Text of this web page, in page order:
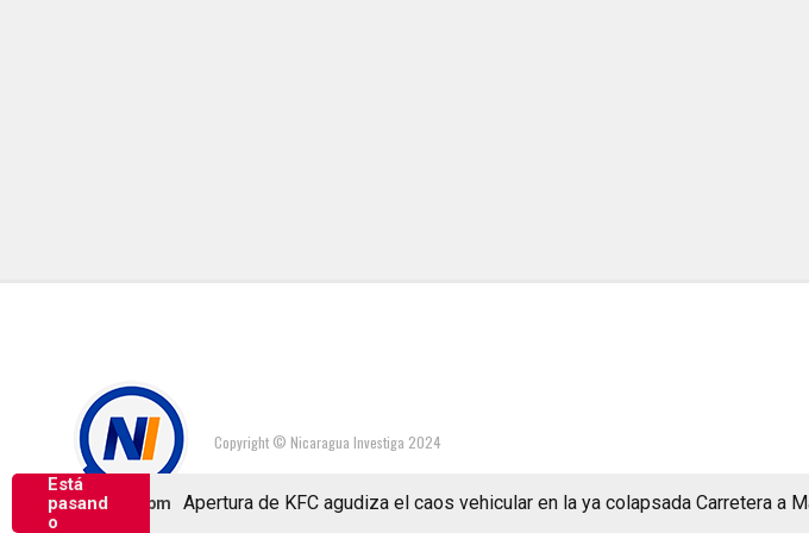
Está
pasand
o
2026 1:25 pm Apertura de KFC agudiza el caos vehicular en la ya colapsada Carretera a Masaya
Copyright © Nicaragua Investiga 2024